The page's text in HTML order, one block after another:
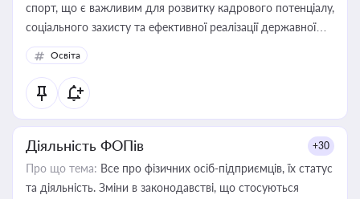
спорт, що є важливим для розвитку кадрового потенціалу,
соціального захисту та ефективної реалізації державної
політики у цій галузі
Освіта
Діяльність ФОПів +30
Про що тема: Все про фізичних осіб-підприємців, їх статус
та діяльність. Зміни в законодавстві, що стосуються